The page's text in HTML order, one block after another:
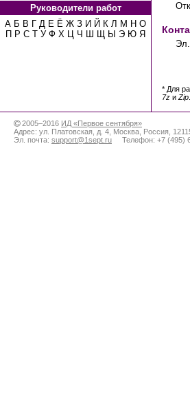
Руководители работ
А Б В Г Д Е Ё Ж З И Й К Л М Н О
П Р С Т У Ф Х Ц Ч Ш Щ Ы Э Ю Я
* Для
7z иZip.
2005–2016 ИД «Первое сентября»
Адрес: ул. Платовская, д. 4 Москва Россия
Эл. почта: support@1sept.ru Телефон: +7 (495)